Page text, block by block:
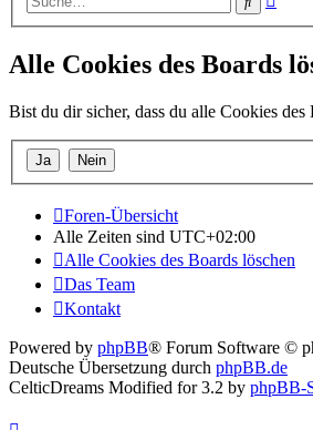
Alle Cookies des Boards
Bist du dir sicher, dass du alle Cookies des
Foren-Übersicht
Alle Zeiten sind UTC+02:00
Alle Cookies des Boards löschen
Das Team
Kontakt
Powered by phpBB® Forum Software ©
Deutsche Übersetzung durch phpBB.de
CelticDreams Modified for 3.2 by phpBB-